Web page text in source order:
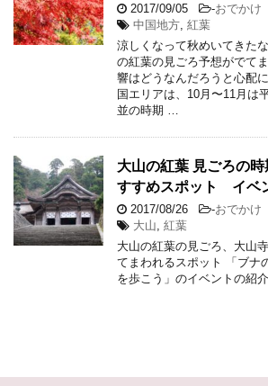
2017/09/05 -おでかけ
中国地方 紅葉
涼しくなって秋めいてきた
の紅葉の見ごろ予想がでて
響はどうなんだろうと心配
国エリアは、10月〜11月は
並の時期 …
大山の紅葉 見ごろの
すすめスポット イベ
2017/08/26 -おでかけ
大山 紅葉
大山の紅葉の見ごろ、大山
てまわれるスポット 「ブナ
を歩こう」のイベントの紹介